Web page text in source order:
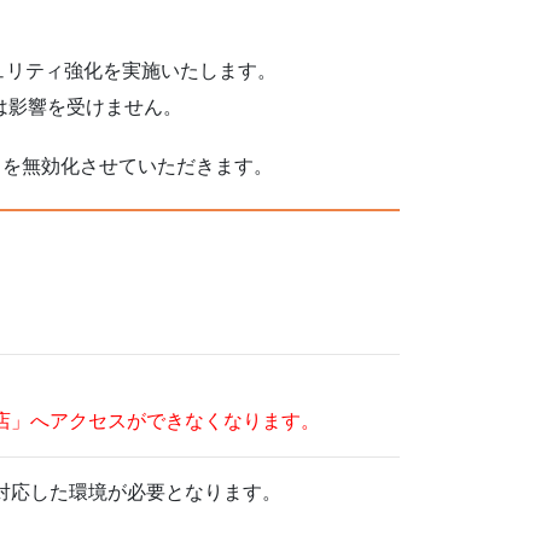
ティ強化を実施いたします。
響を受けません。
無効化させていただきます。
へアクセスができなくなります。
した環境が必要となります。